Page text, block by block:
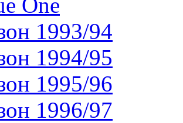
1993/94
1994/95
1995/96
1996/97